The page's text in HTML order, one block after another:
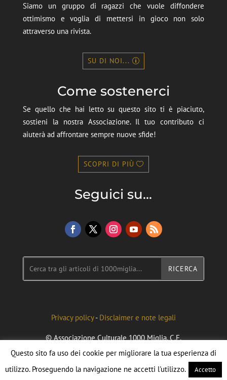
Siamo un gruppo di ragazzi che vuole diffondere
ottimismo e voglia di mettersi in gioco non solo
attraverso una rivista.
SU DI NOI...
Come sostenerci
Se quello che hai letto su questo sito ti è piaciuto,
sostieni la nostra Associazione. Il tuo contributo ci
aiuterà ad affrontare sempre nuove sfide!
SCOPRI DI PIÙ
Seguici su...
Privacy policy- Disclaimer e note legali
© Associazione Culturale 1000 Miglia. C.F.
96092090040. Credits to Federico Flecchia
Questo sito fa uso dei cookie per migliorare la tua esperienza di
utilizzo. Proseguendo la navigazione ne accetti l'utilizzo.
Accetto